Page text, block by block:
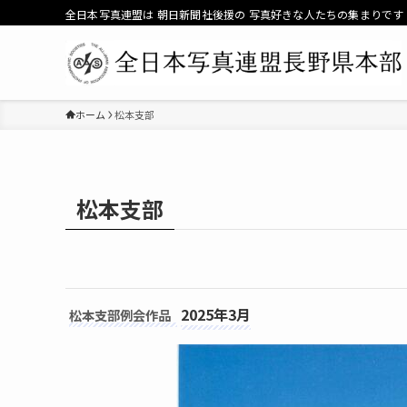
全日本写真連盟は 朝日新聞社後援の 写真好きな人たちの集まりです
ホーム 松本支部
松本支部
松本支部 2025年3月